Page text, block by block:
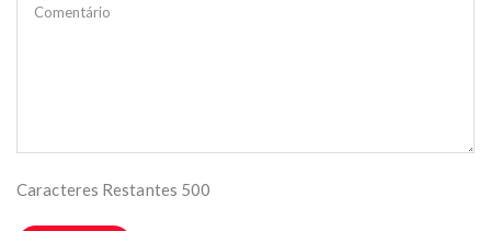
Comentário
Caracteres Restantes 500